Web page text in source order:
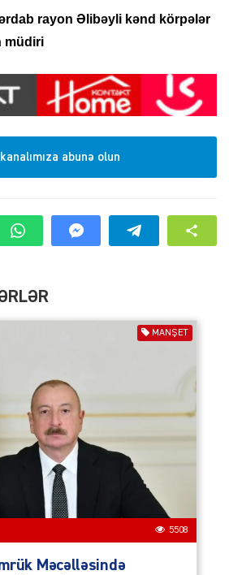
rayon Əlibəyli kənd körpələr
müdiri
abunə olun
MANŞET
5508
Məcəlləsində